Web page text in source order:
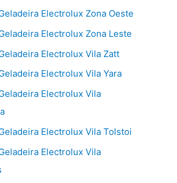
Electrolux Zona Oeste
Electrolux Zona Leste
Electrolux Vila Zatt
Electrolux Vila Yara
Electrolux Vila
Electrolux Vila Tolstoi
Electrolux Vila